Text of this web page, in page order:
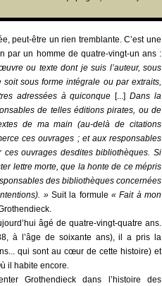
peut-être un rien tremblante. C’est une
par un homme de quatre-vingt-un ans :
ou texte dont je suis l’auteur, sous
sous forme intégrale ou par extraits,
adressées à quiconque [...] Dans la
de telles éditions pirates, ou de
de ma main (au-delà de citations
ces ouvrages ; et aux responsables
ouvrages desdites bibliothèques. Si
lettre morte, que la honte de ce mépris
des bibliothèques concernées
»Suit la formule « Fait à mon
âgé de quatre-vingt-quatre ans.
à l’âge de soixante ans), il a pris la
qui sont au cœur de cette histoire) et
il habite encore.
Grothendieck dans l’histoire des